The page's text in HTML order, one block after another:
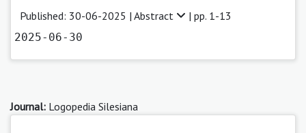
Published: 30-06-2025 | Abstract | pp. 1-13
2025-06-30
Journal: Logopedia Silesiana